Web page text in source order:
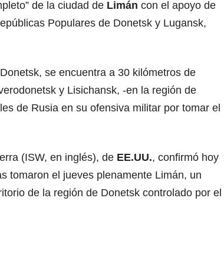
de la ciudad de Limán con el apoyo de
Populares de Donetsk y Lugansk,
se encuentra a 30 kilómetros de
y Lisichansk, -en la región de
de Rusia en su ofensiva militar por tomar el
(ISW, en inglés), de EE.UU., confirmó hoy
tomaron el jueves plenamente Limán, un
de la región de Donetsk controlado por el